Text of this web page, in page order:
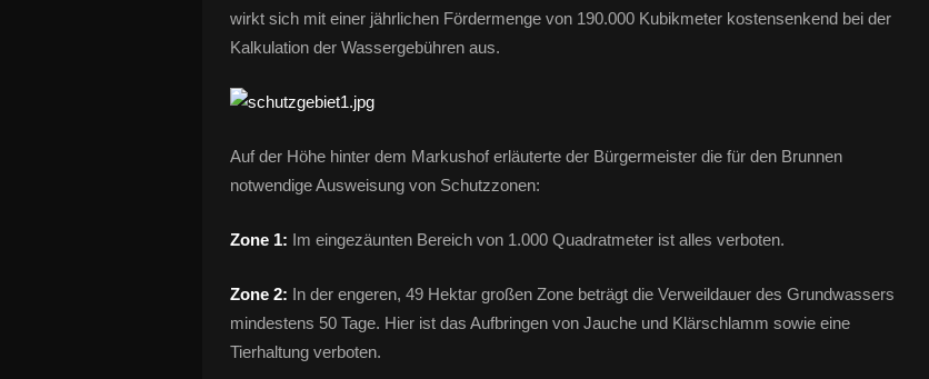
wirkt sich mit einer jährlichen Fördermenge von 190.000 Kubikmeter kostensenkend bei der
Kalkulation der Wassergebühren aus.
Auf der Höhe hinter dem Markushof erläuterte der Bürgermeister die für den Brunnen
notwendige Ausweisung von Schutzzonen:
Zone 1: Im eingezäunten Bereich von 1.000 Quadratmeter ist alles verboten.
Zone 2: In der engeren, 49 Hektar großen Zone beträgt die Verweildauer des Grundwassers
mindestens 50 Tage. Hier ist das Aufbringen von Jauche und Klärschlamm sowie eine
Tierhaltung verboten.